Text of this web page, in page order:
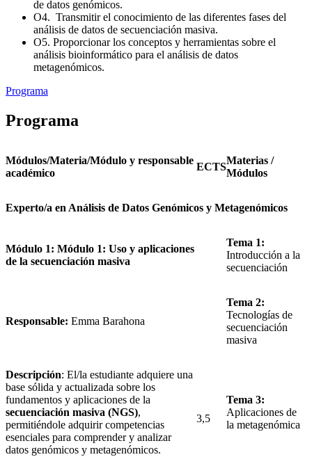
de datos genómicos.
O4. Transmitir el conocimiento de las diferentes fases del
análisis de datos de secuenciación masiva.
O5. Proporcionar los conceptos y herramientas sobre el
análisis bioinformático para el análisis de datos
metagenómicos.
Programa
Programa
Módulos/Materia/Módulo y responsable
académico
ECTS
Materias /
Módulos
Experto/a en Análisis de Datos Genómicos y Metagenómicos
Módulo 1: Módulo 1: Uso y aplicaciones
de la secuenciación masiva
3,5
Tema 1:
Introducción a la
secuenciación
Responsable: Emma Barahona
Tema 2:
Tecnologías de
secuenciación
masiva
Descripción: El/la estudiante adquiere una
base sólida y actualizada sobre los
fundamentos y aplicaciones de la
secuenciación masiva (NGS),
permitiéndole adquirir competencias
esenciales para comprender y analizar
datos genómicos y metagenómicos.
Tema 3:
Aplicaciones de
la metagenómica